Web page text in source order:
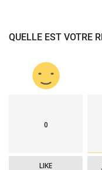
QUELLE EST VOTRE
0
LIKE